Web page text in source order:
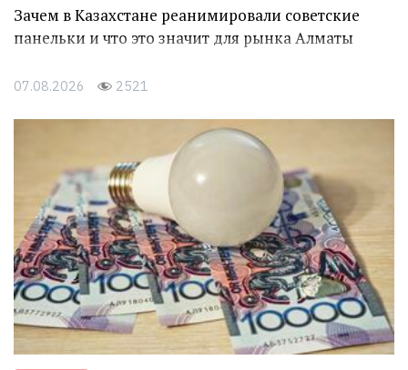
Зачем в Казахстане реанимировали советские
панельки и что это значит для рынка Алматы
07.08.2026 2521